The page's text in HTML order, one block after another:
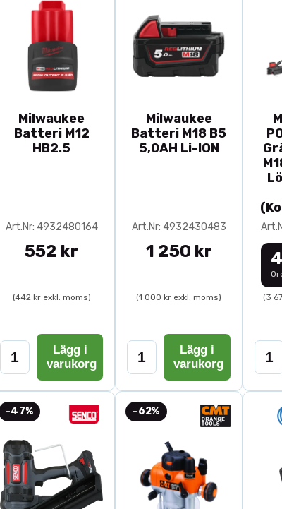
Milwaukee
Batteri M12
HB2.5
Art.Nr: 4932480164
552 kr
(442 kr exkl. moms)
Lägg i
varukorg
Milwaukee
Batteri M18 B5
5,0AH Li-ION
Art.Nr: 4932430483
1 250 kr
(1 000 kr exkl. moms)
Lägg i
varukorg
(3
-47% -62%